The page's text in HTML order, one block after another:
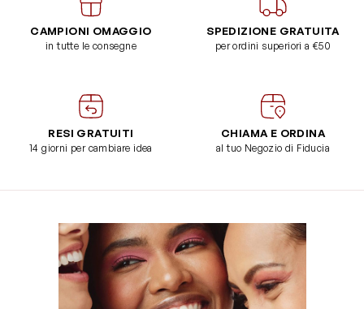
CAMPIONI OMAGGIO
in tutte le consegne
SPEDIZIONE GRATUITA
per ordini superiori a €50
RESI GRATUITI
14 giorni per cambiare idea
CHIAMA E ORDINA
al tuo Negozio di Fiducia